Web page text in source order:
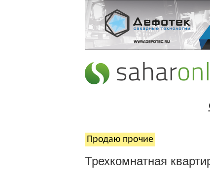
Продаю прочие
Трехкомнатная